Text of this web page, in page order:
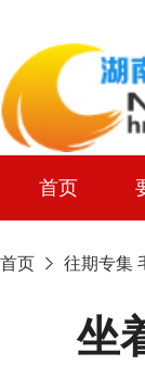
首页
首页 往期专集
坐